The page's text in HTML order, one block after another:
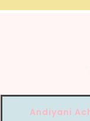
Andiyani